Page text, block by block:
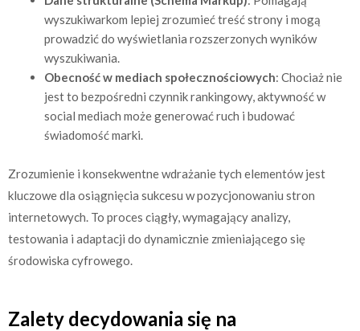
wyszukiwarkom lepiej zrozumieć treść strony i mogą
prowadzić do wyświetlania rozszerzonych wyników
wyszukiwania.
Obecność w mediach społecznościowych: Chociaż nie
jest to bezpośredni czynnik rankingowy, aktywność w
social mediach może generować ruch i budować
świadomość marki.
Zrozumienie i konsekwentne wdrażanie tych elementów jest
kluczowe dla osiągnięcia sukcesu w pozycjonowaniu stron
internetowych. To proces ciągły, wymagający analizy,
testowania i adaptacji do dynamicznie zmieniającego się
środowiska cyfrowego.
Zalety decydowania się na